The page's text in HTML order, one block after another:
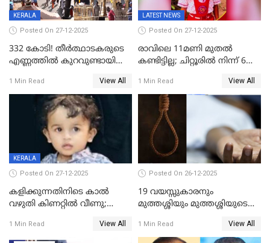
KERALA
Posted On 27-12-2025
332 കോടി! തീർത്ഥാടകരുടെ
എണ്ണത്തിൽ കുറവുണ്ടായിട്ടും
കുതിച്ചുയരുന്നു
1 Min Read View All
LATEST NEWS
Posted On 27-12-2025
രാവിലെ 11മണി മുതൽ
കണ്ടിട്ടില്ല; ചിറ്റൂരിൽ നിന്ന് 6
1 Min Read View All
KERALA
Posted On 27-12-2025
കളിക്കുന്നതിനിടെ കാൽ
വഴുതി കിണറ്റിൽ വീണു;
ദാരുണാന്ത്യം
1 Min Read View All
Posted On 26-12-2025
19 വയസ്സുകാരനും
മുത്തശ്ശിയും മുത്തശ്ശിയുടെ
മരിച്ചനിലയിൽ
1 Min Read View All